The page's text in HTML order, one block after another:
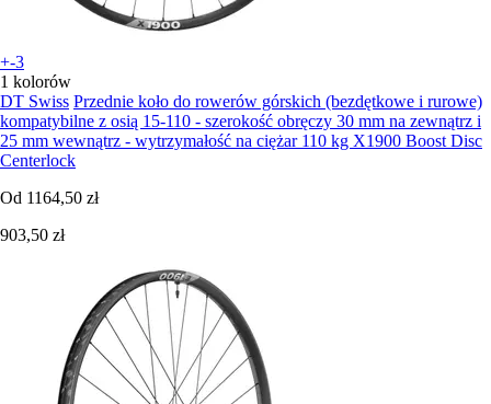
+-3
1 kolorów
DT Swiss Przednie koło do rowerów górskich (bezdętkowe i rurowe)
kompatybilne z osią 15-110 - szerokość obręczy 30 mm na zewnątrz i
25 mm wewnątrz - wytrzymałość na ciężar 110 kg X1900 Boost Disc
Centerlock
Od 1164,50 zł
903,50 zł